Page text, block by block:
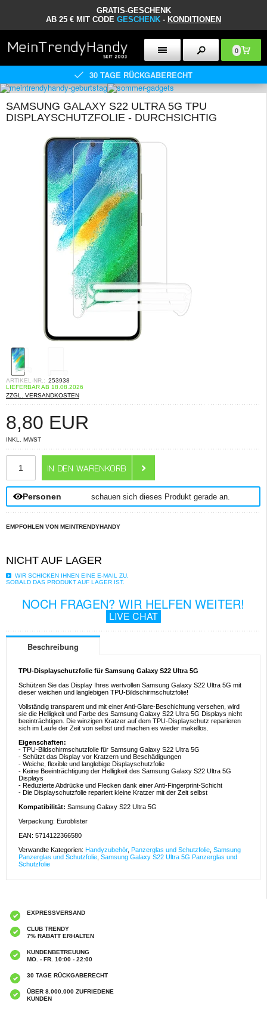
GRATIS-GESCHENK
AB 25 € MIT CODE GESCHENK - KONDITIONEN
0
30 TAGE RÜCKGABERECHT
SAMSUNG GALAXY S22 ULTRA 5G TPU
DISPLAYSCHUTZFOLIE - DURCHSICHTIG
ARTIKEL-NR.: 253938
LIEFERBAR AB 18.08.2026
ZZGL. VERSANDKOSTEN
8,80 EUR
INKL. MWST
Personen schauen sich dieses Produkt gerade an.
EMPFOHLEN VON MEINTRENDYHANDY
NICHT AUF LAGER
WIR SCHICKEN IHNEN EINE E-MAIL ZU,
SOBALD DAS PRODUKT AUF LAGER IST.
NOCH FRAGEN? WIR HELFEN WEITER!
LIVE CHAT
Beschreibung
TPU-Displayschutzfolie für Samsung Galaxy S22 Ultra 5G
Schützen Sie das Display Ihres wertvollen Samsung Galaxy S22 Ultra 5G mit
dieser weichen und langlebigen TPU-Bildschirmschutzfolie!
Vollständig transparent und mit einer Anti-Glare-Beschichtung versehen, wird
sie die Helligkeit und Farbe des Samsung Galaxy S22 Ultra 5G Displays nicht
beeinträchtigen. Die winzigen Kratzer auf dem TPU-Displayschutz reparieren
sich im Laufe der Zeit von selbst und machen es wieder makellos.
Eigenschaften:
- TPU-Bildschirmschutzfolie für Samsung Galaxy S22 Ultra 5G
- Schützt das Display vor Kratzern und Beschädigungen
- Weiche, flexible und langlebige Displayschutzfolie
- Keine Beeinträchtigung der Helligkeit des Samsung Galaxy S22 Ultra 5G
Displays
- Reduzierte Abdrücke und Flecken dank einer Anti-Fingerprint-Schicht
- Die Displayschutzfolie repariert kleine Kratzer mit der Zeit selbst
Kompatibilität: Samsung Galaxy S22 Ultra 5G
Verpackung: Euroblister
EAN: 5714122366580
Verwandte Kategorien: Handyzubehör, Panzerglas und Schutzfolie Samsung
Panzerglas und Schutzfolie Samsung Galaxy S22 Ultra 5G Panzerglas und
Schutzfolie
EXPRESSVERSAND
CLUB TRENDY
7% RABATT ERHALTEN
KUNDENBETREUUNG
MO. - FR. 10:00 - 22:00
30 TAGE RÜCKGABERECHT
ÜBER 8.000.000 ZUFRIEDENE
KUNDEN